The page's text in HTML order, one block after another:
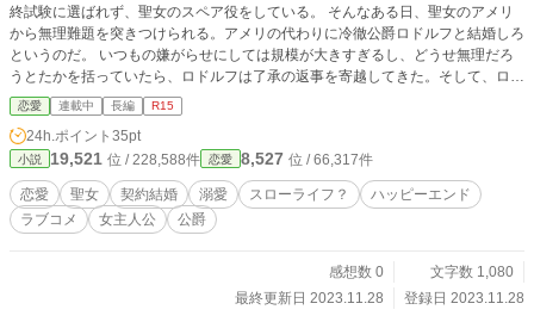
終試験に選ばれず、聖女のスペア役をしている。 そんなある日、聖女のアメリ
から無理難題を突きつけられる。アメリの代わりに冷徹公爵ロドルフと結婚しろ
というのだ。 いつもの嫌がらせにしては規模が大きすぎるし、どうせ無理だろ
うとたかを括っていたら、ロドルフは了承の返事を寄越してきた。そして、ロド
ルフは、ラウラに契約結婚を持ちかけーー。 「これは契約結婚。契約結婚なん
だから……」 契約結婚のはずなのに、めちゃくちゃ大事に溺愛されるうちに、
ラウラは段々とロドルフに好意を抱くようになり……。 自分に自信がない（本
当はすごい）ニセモノ（？）聖女×そんな彼女が愛しくて彼女の前では全然冷徹
じゃない公爵のラブコメです。
恋愛 連載中 長編 R15
24h.ポイント 35pt
小説 19,521 位 / 228,588件 恋愛 8,527 位 / 66,317件
恋愛 聖女 契約結婚 溺愛 スローライフ？
ハッピーエンド
ラブコメ
女主人公 公爵
感想数 0
文字数 1,080
最終更新日 2023.11.28
登録日 2023.11.28